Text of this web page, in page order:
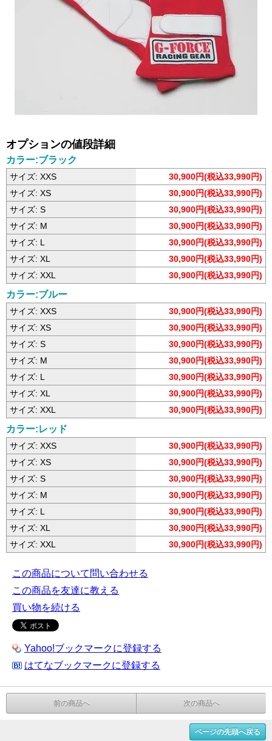
オプションの値段詳細
カラー:ブラック
サイズ: XXS
30,900円(税込33,990円)
サイズ: XS
30,900円(税込33,990円)
サイズ: S
30,900円(税込33,990円)
サイズ: M
30,900円(税込33,990円)
サイズ: L
30,900円(税込33,990円)
サイズ: XL
30,900円(税込33,990円)
サイズ: XXL
30,900円(税込33,990円)
カラー:ブルー
サイズ: XXS
30,900円(税込33,990円)
サイズ: XS
30,900円(税込33,990円)
サイズ: S
30,900円(税込33,990円)
サイズ: M
30,900円(税込33,990円)
サイズ: L
30,900円(税込33,990円)
サイズ: XL
30,900円(税込33,990円)
サイズ: XXL
30,900円(税込33,990円)
カラー:レッド
サイズ: XXS
30,900円(税込33,990円)
サイズ: XS
30,900円(税込33,990円)
サイズ: S
30,900円(税込33,990円)
サイズ: M
30,900円(税込33,990円)
サイズ: L
30,900円(税込33,990円)
サイズ: XL
30,900円(税込33,990円)
サイズ: XXL
30,900円(税込33,990円)
この商品について問い合わせる
この商品を友達に教える
買い物を続ける
Yahoo!ブックマークに登録する
はてなブックマークに登録する
前の商品へ 次の商品へ
ページの先頭へ戻る